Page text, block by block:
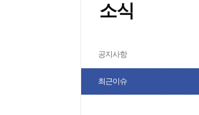
소식
공지사항
최근이슈